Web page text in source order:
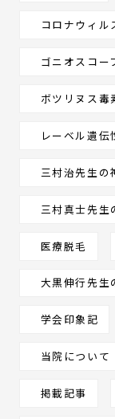
川
〒
コロナウィル
ゴニオスコー
ボツリヌス毒
レーベル遺伝
三村治先生の
三村真士先生
医療脱毛
大黒伸行先生
学会印象記
当院について
掲載記事